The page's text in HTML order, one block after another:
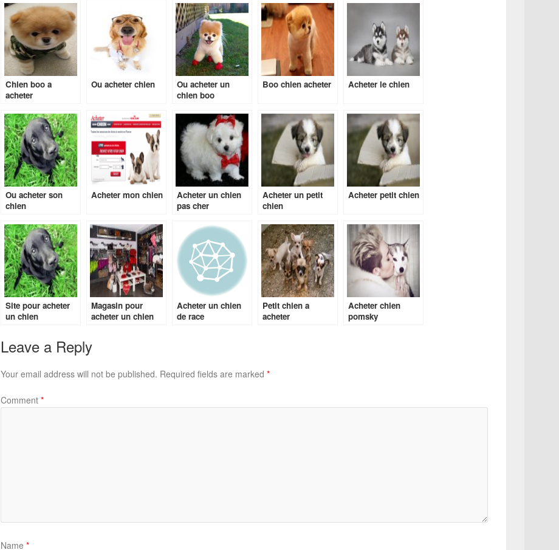
Chien boo a
acheter
Ou acheter chien
Ou acheter un
chien boo
Boo chien acheter Acheter le chien
Ou acheter son
chien
Acheter mon chien
Acheter un chien
pas cher
Acheter un petit
chien
Acheter petit chien
Site pour acheter
un chien
Magasin pour
acheter un chien
Acheter un chien
de race
Petit chien a
acheter
Acheter chien
pomsky
Leave a Reply
Your email address will not be published. Required fields are marked *
Comment *
Name *